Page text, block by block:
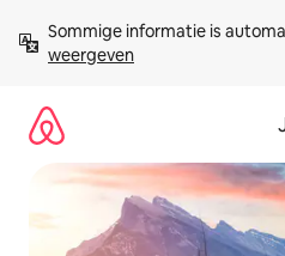
direct
naar
Sommige informatie is
weergeven